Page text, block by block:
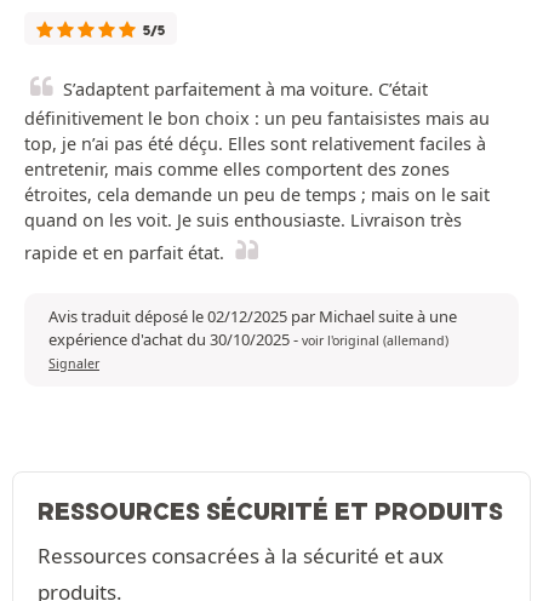
5/5
S’adaptent parfaitement à ma voiture. C’était
définitivement le bon choix : un peu fantaisistes mais au
top, je n’ai pas été déçu. Elles sont relativement faciles à
entretenir, mais comme elles comportent des zones
étroites, cela demande un peu de temps ; mais on le sait
quand on les voit. Je suis enthousiaste. Livraison très
rapide et en parfait état.
Avis traduit déposé le 02/12/2025 par Michael suite à une
expérience d'achat du 30/10/2025- voir l'original (allemand)
Signaler
RESSOURCES SÉCURITÉ ET PRODUITS
Ressources consacrées à la sécurité et aux
produits.